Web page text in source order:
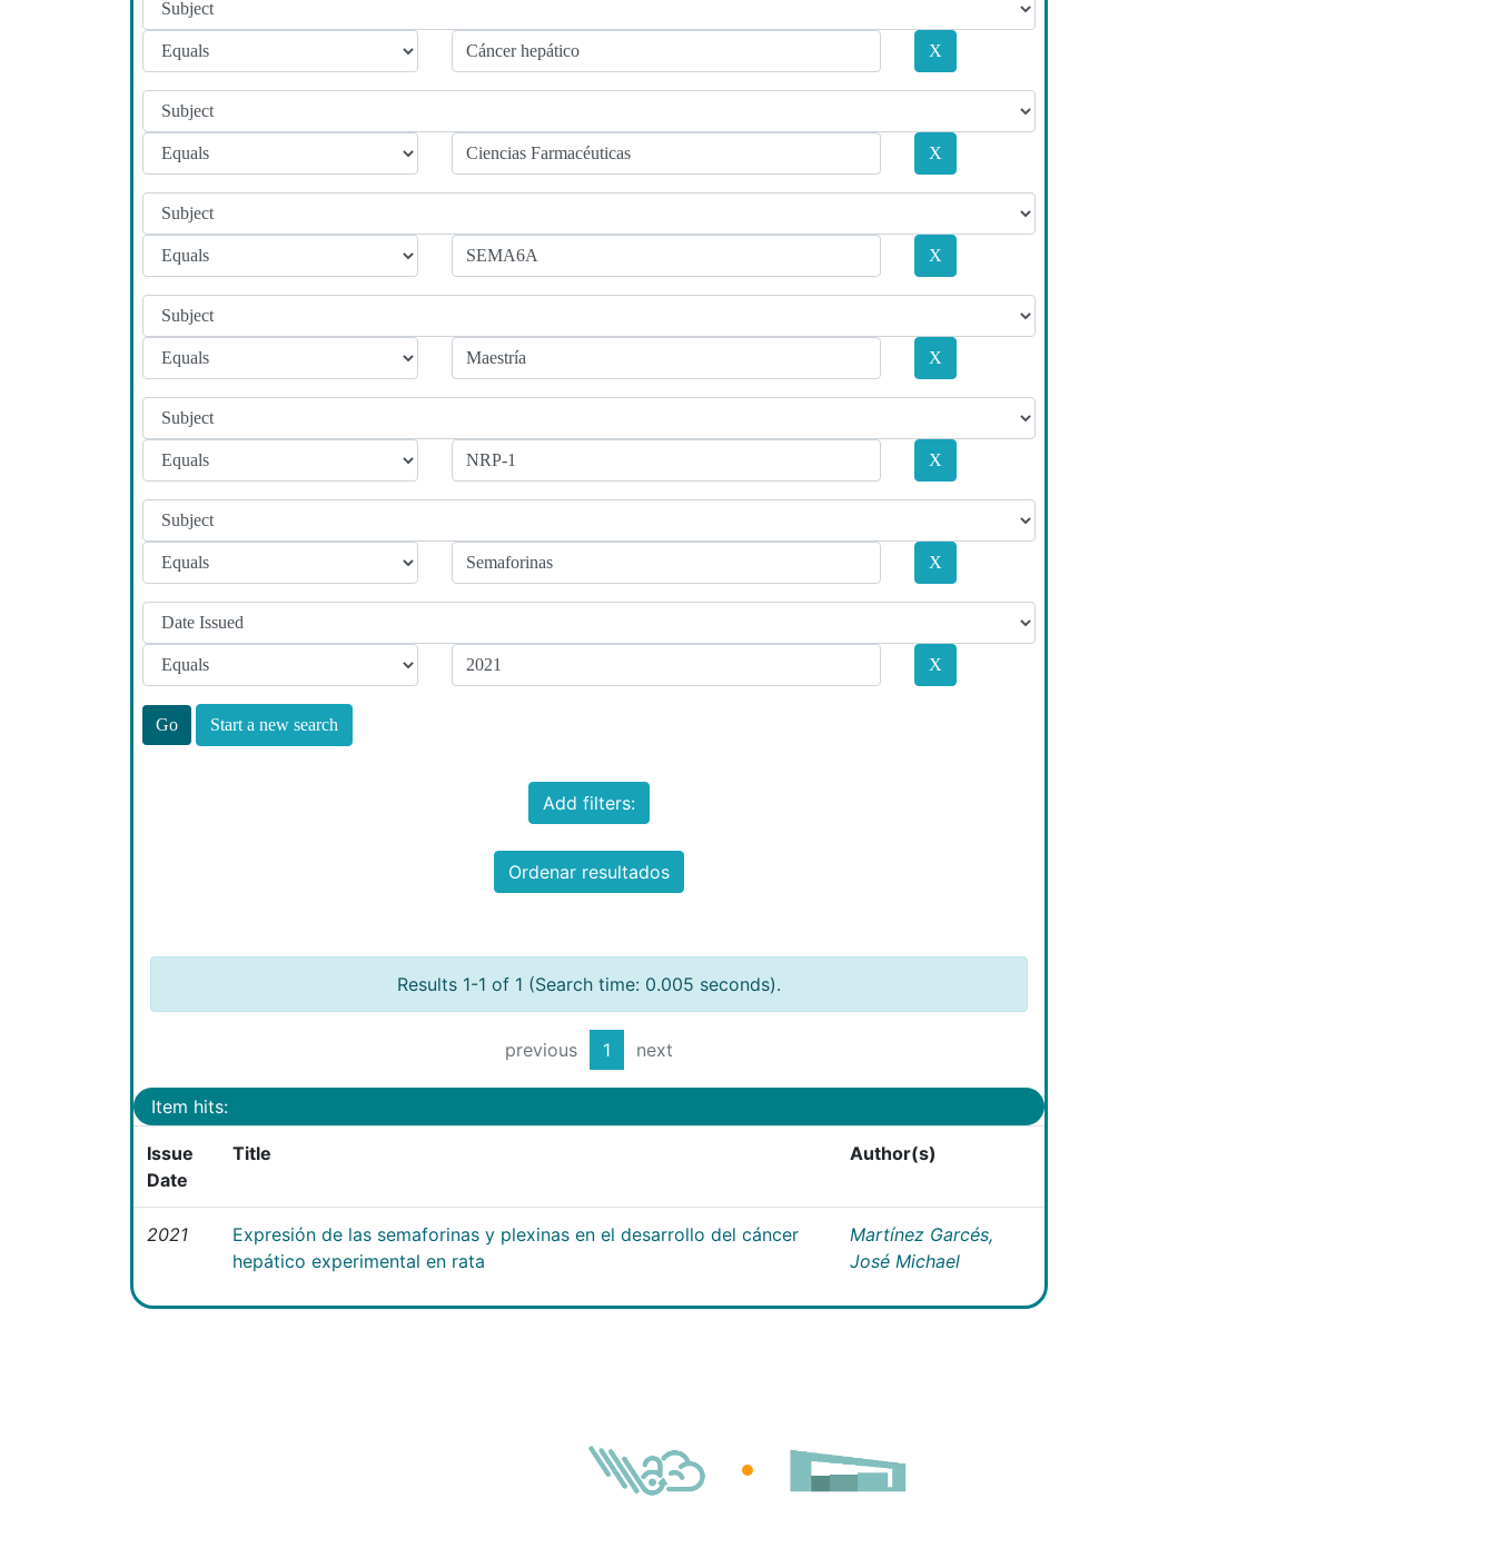
Start a new search
Add filters:
Ordenar resultados
Results 1-1 of 1 (Search time: 0.005 seconds).
previous 1 next
Item hits:
Issue
Date
Title Author(s)
2021
Expresión de las semaforinas y plexinas en el desarrollo del cáncer
hepático experimental en rata
Martínez Garcés,
José Michael